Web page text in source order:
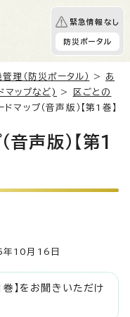
緊急情報なし
防災ポータル
理（防災ポータル） > あ
マップなど)
>
区ごとの
マップ（音声版）【第1巻】
声版）【第1
10月16日
巻】をお聞きいただけ